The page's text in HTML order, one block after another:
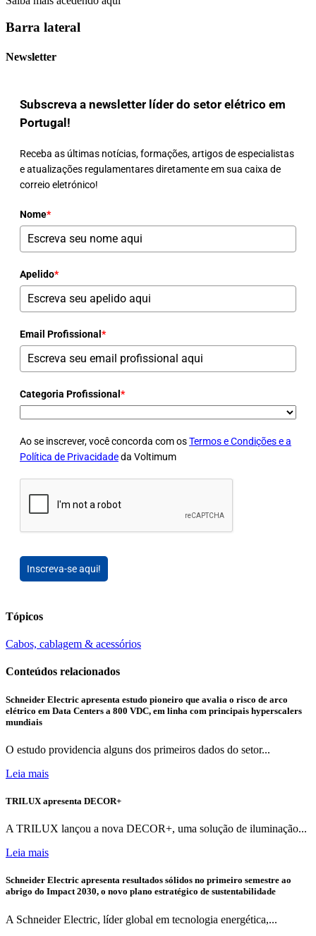
Barra lateral
Newsletter
Subscreva a newsletter líder do setor elétrico em
Portugal!
Receba as últimas notícias, formações, artigos de especialistas
e atualizações regulamentares diretamente em sua caixa de
correio eletrónico!
Nome*
Apelido*
Email Profissional *
Categoria Profissional *
Ao se inscrever, você concorda com osTermos e Condições e a
Política de Privacidadeda Voltimum
Inscreva-se aqui!
Tópicos
Cabos, cablagem & acessórios
Conteúdos relacionados
Schneider Electric apresenta estudo pioneiro que avalia o risco de arco
elétrico em Data Centers a 800 VDC, em linha com principais hyperscalers
mundiais
O estudo providencia alguns dos primeiros dados do setor...
Leia mais
TRILUX apresenta DECOR+
A TRILUX lançou a nova DECOR+, uma solução de iluminação...
Leia mais
Schneider Electric apresenta resultados sólidos no primeiro semestre ao
abrigo do Impact 2030, o novo plano estratégico de sustentabilidade
A Schneider Electric, líder global em tecnologia energética,...